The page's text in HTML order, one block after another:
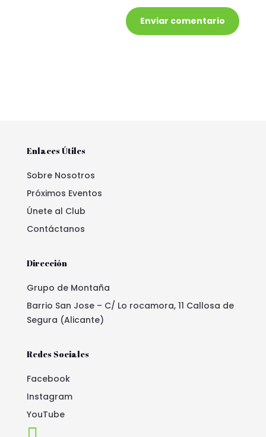
Enviar comentario
Enlaces Útiles
Sobre Nosotros
Próximos Eventos
Únete al Club
Contáctanos
Dirección
Grupo de Montaña
Barrio San Jose – C/ Lo rocamora, 11 Callosa de
Segura (Alicante)
Redes Sociales
Facebook
Instagram
YouTube